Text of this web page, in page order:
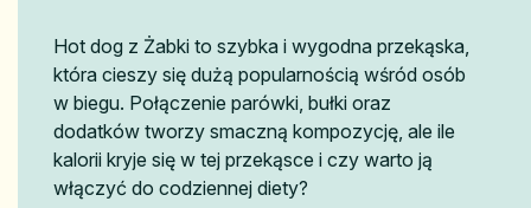
Hot dog z Żabki to szybka i wygodna przekąska,
która cieszy się dużą popularnością wśród osób
w biegu. Połączenie parówki, bułki oraz
dodatków tworzy smaczną kompozycję, ale ile
kalorii kryje się w tej przekąsce i czy warto ją
włączyć do codziennej diety?